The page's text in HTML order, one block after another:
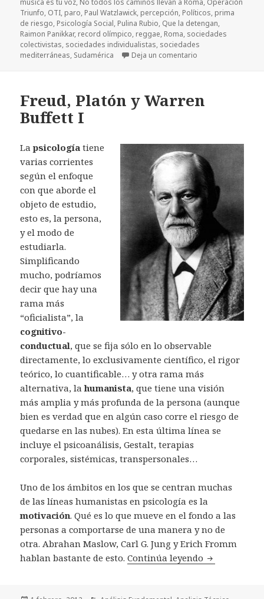
música es tu voz, No todos los caminos llevan a Roma, Operación
Triunfo, OTI, paro, Paul Watzlawick, percepción, Políticos, prima
de riesgo, Psicología Social, Pulina Rubio, Que la detengan,
Raimon Panikkar, record olímpico, reggae, Roma, sociedades
colectivistas, sociedades individualistas, sociedades
mediterráneas, Sudamérica Deja un comentario
Freud, Platón y Warren
Buffett I
Lapsicología tiene
varias corrientes
según el enfoque
con que aborde el
objeto de estudio,
esto es, la persona,
y el modo de
estudiarla.
Simplificando
mucho, podríamos
decir que hay una
rama más
“oficialista”, la
cognitivo-
conductual, que se fija sólo en lo observable
directamente, lo exclusivamente científico, el rigor
teórico, lo cuantificable… y otra rama más
alternativa, lahumanista, que tiene una visión
más amplia y más profunda de la persona (aunque
bien es verdad que en algún caso corre el riesgo de
quedarse en las nubes). En esta última línea se
incluye el psicoanálisis, Gestalt, terapias
corporales, sistémicas, transpersonales…
Uno de los ámbitos en los que se centran muchas
de las líneas humanistas en psicología es la
motivación. Qué es lo que mueve en el fondo a las
personas a comportarse de una manera y no de
otra. Abrahan Maslow, Carl G. Jung y Erich Fromm
hablan bastante de esto.Continúa leyendo Freud,